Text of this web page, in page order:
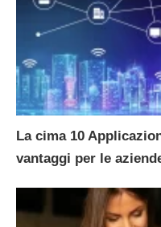
La cima 10
vantaggi per le